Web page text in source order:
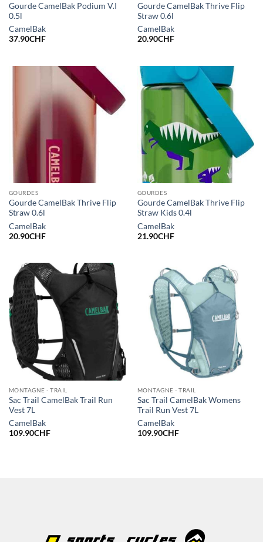
Gourde CamelBak Podium V.I
0.5l
CamelBak
37.90CHF
Gourde CamelBak Thrive Flip
Straw 0.6l
CamelBak
20.90CHF
GOURDES
Gourde CamelBak Thrive Flip
Straw 0.6l
CamelBak
20.90CHF
GOURDES
Gourde CamelBak Thrive Flip
Straw Kids 0.4l
CamelBak
21.90CHF
MONTAGNE - TRAIL
Sac Trail CamelBak Trail Run
Vest 7L
CamelBak
109.90CHF
MONTAGNE - TRAIL
Sac Trail CamelBak Womens
Trail Run Vest 7L
CamelBak
109.90CHF